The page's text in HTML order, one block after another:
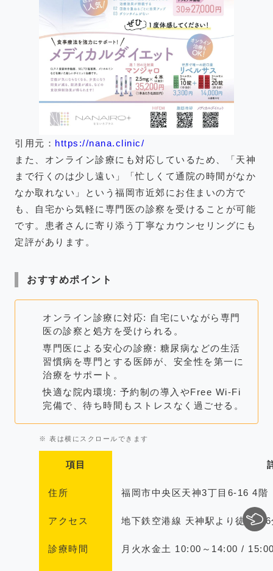
引用元： https://nana.clinic/
また、オンライン診療にも対応しているため、「天神
まで行くのは少し遠い」「忙しくて通院の時間がなか
なか取れない」という福岡市近郊にお住まいの方で
も、自宅から気軽に専門医の診察を受けることが可能
です。患者さんに寄り添う丁寧なカウンセリングにも
定評があります。
おすすめポイント
オンライン診療に対応: 自宅にいながら専門
医の診察と処方を受けられる。
専門医による安心の診療: 糖尿病などの生活
習慣病を専門とする医師が、安全性を第一に
治療をサポート。
快適な院内環境: 予約制の導入やFree Wi-Fi
完備で、待ち時間もストレスなく過ごせる。
項目
住所 福岡市中央区天神3丁目6-16 4階
アクセス 地下鉄空港線 天神駅より徒歩約6
診療時間 月火水金土 10:00～14:00 /